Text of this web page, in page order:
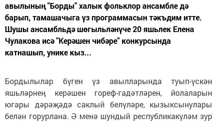
авылының "Борды" халык фольклор ансамбле дә
барып, тамашачыга үз программасын тәкъдим итте.
Шушы ансамбльдә шөгыльләнүче 20 яшьлек Елена
Чулакова исә "Керәшен чибәре" конкурсында
катнашып, унике кыз...
Бордылылар бүген үз авылларында туып-үскән
яшьләрнең керәшен гореф-гадәтләрен, йолаларын
югары дәрәҗәдә саклый белүләре, кызыксынулары
белән горурлана. Ә менә шундый республикакүләм зур